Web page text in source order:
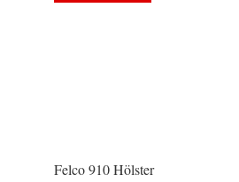
Felco 910 Hölster